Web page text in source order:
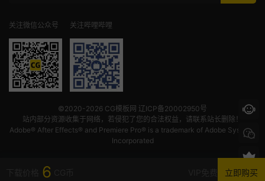
6 立即购买
关注微信公众号 关注哔哩哔哩
©2020-2026 CG模板网 辽ICP备20002950号
站内部分资源收集于网络，若侵犯了您的合法权益，请联系站长删除！
Adobe® After Effects® and Premiere Pro® is a trademark of Adobe Systems
Incorporated
我的